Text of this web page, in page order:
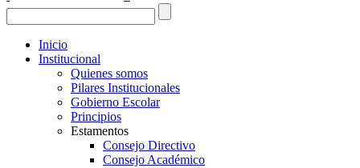
Inicio
Institucional
Quienes somos
Pilares Institucionales
Gobierno Escolar
Principios
Estamentos
Consejo Directivo
Consejo Académico